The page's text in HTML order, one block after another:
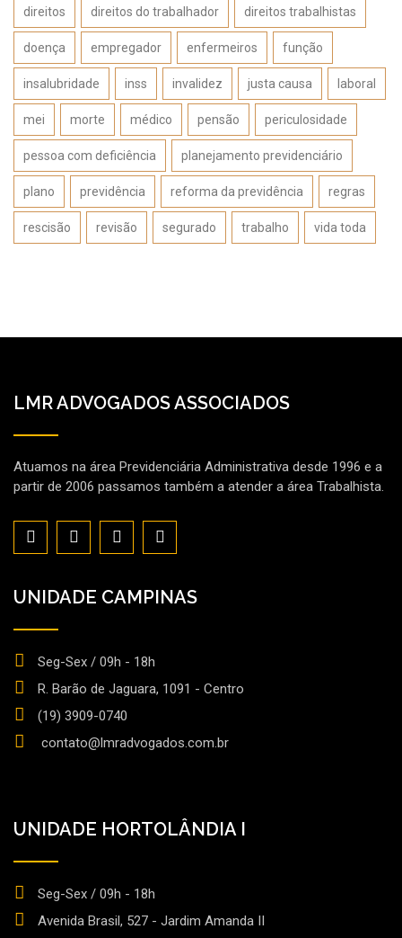
direitos direitos do trabalhador direitos trabalhistas
doença empregador enfermeiros função
insalubridade inss invalidez justa causa laboral
mei morte médico pensão periculosidade
pessoa com deficiência planejamento previdenciário
plano previdência reforma da previdência regras
rescisão revisão segurado trabalho vida toda
LMR ADVOGADOS ASSOCIADOS
Atuamos na área Previdenciária Administrativa desde 1996 e a
partir de 2006 passamos também a atender a área Trabalhista.
UNIDADE CAMPINAS
Seg-Sex / 09h - 18h
R. Barão de Jaguara, 1091 - Centro
(19) 3909-0740
contato@lmradvogados.com.br
UNIDADE HORTOLÂNDIA I
Seg-Sex / 09h - 18h
Avenida Brasil, 527 - Jardim Amanda II